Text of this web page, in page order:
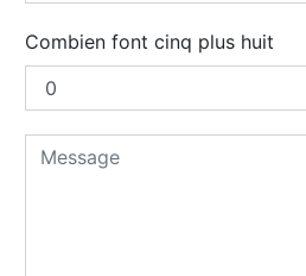
Combien font cinq plus huit